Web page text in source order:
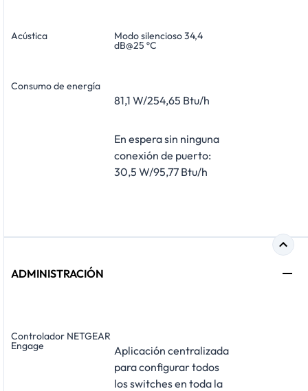
Acústica Modo silencioso 34,4
dB@25 ºC
Consumo de energía
81,1 W/254,65 Btu/h
En espera sin ninguna
conexión de puerto:
30,5 W/95,77 Btu/h
ADMINISTRACIÓN
Controlador NETGEAR
Engage
Aplicación centralizada
para configurar todos
los switches en toda la